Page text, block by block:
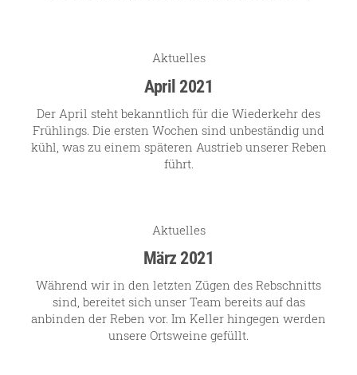
Aktuelles
April 2021
Der April steht bekanntlich für die Wiederkehr des
Frühlings. Die ersten Wochen sind unbeständig und
kühl, was zu einem späteren Austrieb unserer Reben
führt.
Aktuelles
März 2021
Während wir in den letzten Zügen des Rebschnitts
sind, bereitet sich unser Team bereits auf das
anbinden der Reben vor. Im Keller hingegen werden
unsere Ortsweine gefüllt.